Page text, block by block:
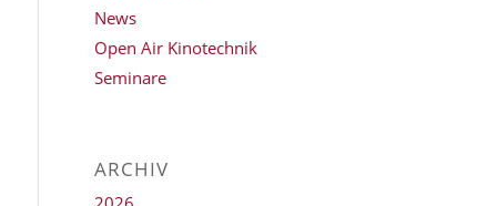
News
Open Air Kinotechnik
Seminare
ARCHIV